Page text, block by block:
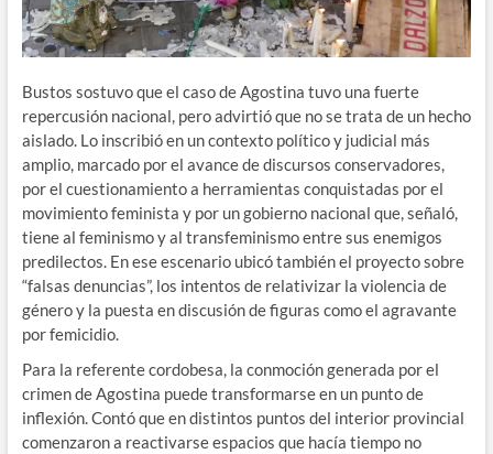
Bustos sostuvo que el caso de Agostina tuvo una fuerte
repercusión nacional, pero advirtió que no se trata de un hecho
aislado. Lo inscribió en un contexto político y judicial más
amplio, marcado por el avance de discursos conservadores,
por el cuestionamiento a herramientas conquistadas por el
movimiento feminista y por un gobierno nacional que, señaló,
tiene al feminismo y al transfeminismo entre sus enemigos
predilectos. En ese escenario ubicó también el proyecto sobre
“falsas denuncias”, los intentos de relativizar la violencia de
género y la puesta en discusión de figuras como el agravante
por femicidio.
Para la referente cordobesa, la conmoción generada por el
crimen de Agostina puede transformarse en un punto de
inflexión. Contó que en distintos puntos del interior provincial
comenzaron a reactivarse espacios que hacía tiempo no